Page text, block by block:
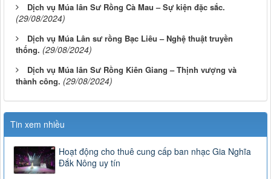
Dịch vụ Múa lân Sư Rồng Cà Mau – Sự kiện đặc sắc.
(29/08/2024)
Dịch vụ Múa Lân sư rồng Bạc Liêu – Nghệ thuật truyền
thống. (29/08/2024)
Dịch vụ Múa lân Sư Rồng Kiên Giang – Thịnh vượng và
thành công. (29/08/2024)
Tin xem nhiều
Hoạt động cho thuê cung cấp ban nhạc Gia Nghĩa
Đắk Nông uy tín